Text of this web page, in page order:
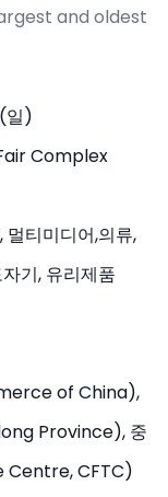
and oldest
일)
Complex
멀티미디어,의류,
기, 유리제품
of China),
Province), 중
Centre, CFTC)